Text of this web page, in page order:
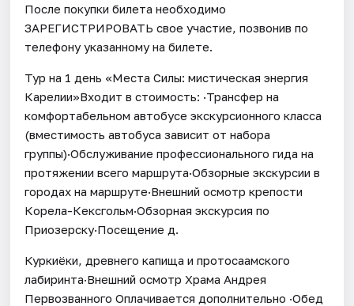
После покупки билета необходимо
ЗАРЕГИСТРИРОВАТЬ свое участие, позвонив по
телефону указанному на билете.
Тур на 1 день «Места Силы: мистическая энергия
Карелии»Входит в стоимость: ·Трансфер на
комфортабельном автобусе экскурсионного класса
(вместимость автобуса зависит от набора
группы)·Обслуживание профессионального гида на
протяжении всего маршрута·Обзорные экскурсии в
городах на маршруте·Внешний осмотр крепости
Корела-Кексгольм·Обзорная экскурсия по
Приозерску·Посещение д.
Куркиёки, древнего капища и протосаамского
лабиринта·Внешний осмотр Храма Андрея
Первозванного Оплачивается дополнительно ·Обед